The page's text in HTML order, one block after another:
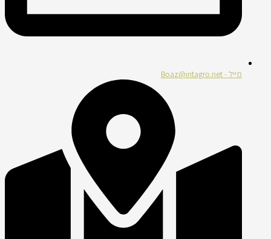
מייל - Boaz@intagro.net